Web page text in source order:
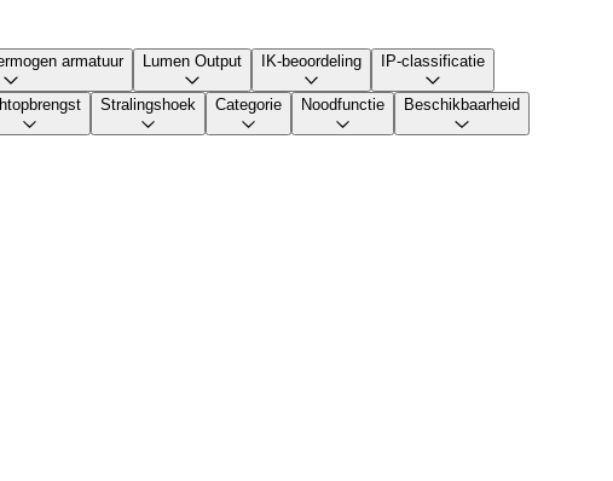
armatuur Lumen Output IK-beoordeling IP-classificatie
Stralingshoek Categorie Noodfunctie Beschikbaarheid